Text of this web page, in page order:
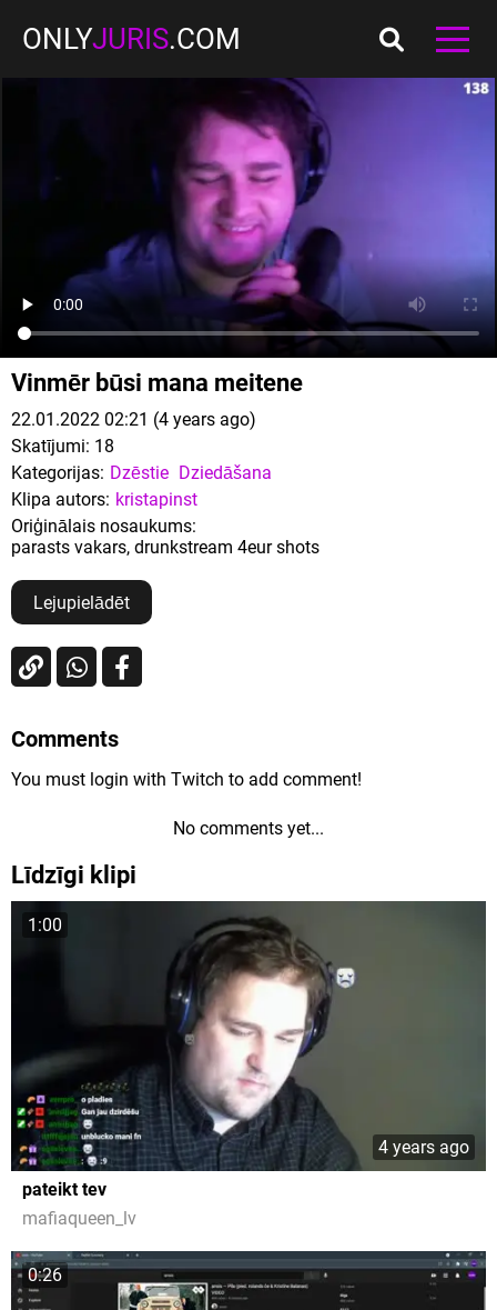
ONLYJURIS.COM
Vinmēr būsi mana meitene
22.01.2022 02:21 (4 years ago)
Skatījumi: 18
Kategorijas: Dzēstie Dziedāšana
Klipa autors: kristapinst
Oriģinālais nosaukums:
parasts vakars, drunkstream 4eur shots
Lejupielādēt
Comments
You must login with Twitch to add comment!
No comments yet...
Līdzīgi klipi
1:00
4 years ago
pateikt tev
mafiaqueen_lv
0:26